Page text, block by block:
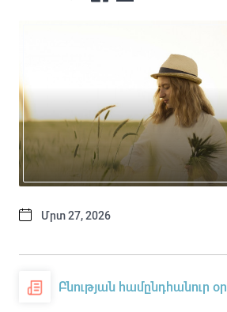
Մրտ 27, 2026
Բնության համընդհանուր